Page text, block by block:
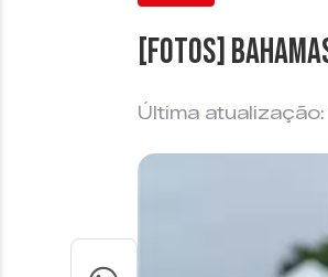
[FOTOS]
Última